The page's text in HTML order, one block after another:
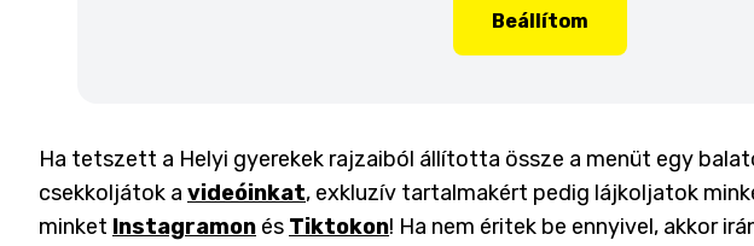
Beállítom
Ha tetszett a Helyi gyerekek rajzaiból állította össze a menüt egy
csekkoljátok a videóinkat, exkluzív tartalmakért pedig lájkoljatok
minket Instagramon és Tiktokon! Ha nem éritek be ennyivel, akkor